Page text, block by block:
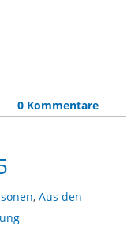
0 Kommentare
, Aus den